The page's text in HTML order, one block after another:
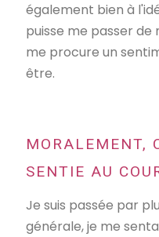
également bien à
puisse me passer de
me procure un
être.
MORALEMENT,
SENTIE AU
Je suis passée par
générale, je me